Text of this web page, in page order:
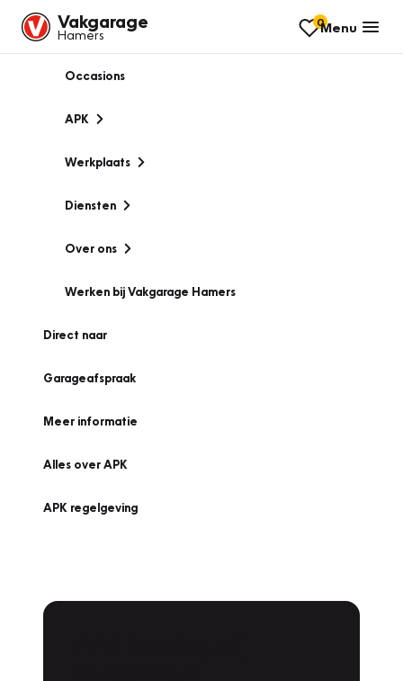
Vakgarage
Hamers
0Menu
Occasions
APK
Werkplaats
Diensten
Over ons
Werken bij Vakgarage Hamers
Direct naar
Garageafspraak
Meer informatie
Alles over APK
APK regelgeving